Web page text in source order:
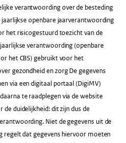
verantwoording over de besteding
openbare jaarverantwoording
het risicogestuurd toezicht van de
verantwoording (openbare
het CBS) gebruikt voor het
gezondheid en zorg De gegevens
via een digitaal portaal (DigiMV)
te raadplegen via de website
duidelijkheid: dit zijn dus de
Niet de gegevens uit de
regelt dat gegevens hiervoor moeten